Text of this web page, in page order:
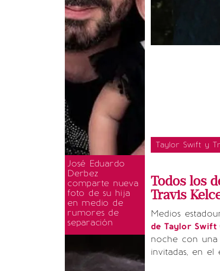
José Eduardo
Derbez
comparte nueva
foto de su hija
en medio de
rumores de
separación
Taylor Swift y
Todos los
Travis
Medios
de Taylor Swift
noche con una
invitadas, en